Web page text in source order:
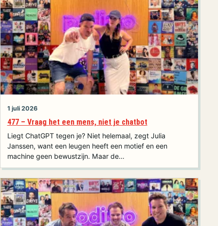
1 juli 2026
477 – Vraag het een mens, niet je chatbot
Liegt ChatGPT tegen je? Niet helemaal, zegt Julia
Janssen, want een leugen heeft een motief en een
machine geen bewustzijn. Maar de…